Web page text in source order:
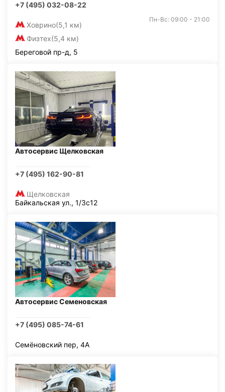
+7 (495) 032-08-22
Ховрино(5,1 км)
Физтех(5,4 км)
Пн-Вс: 09:00 - 21:00
Береговой пр-д, 5
Автосервис Щелковская
+7 (495) 162-90-81
Щелковская
Байкальская ул., 1/3с12
Автосервис Семеновская
+7 (495) 085-74-61
Семёновский пер, 4А